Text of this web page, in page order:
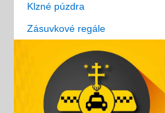
Klzné púzdra
Zásuvkové regále